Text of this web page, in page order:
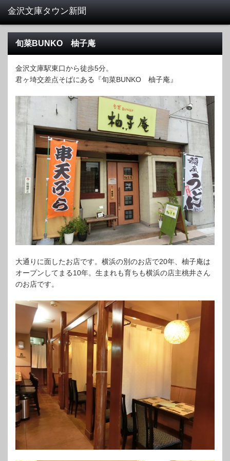
旬菜BUNKO 柚子庵
金沢文庫駅東口から徒歩5分。
君ヶ埼交差点そばにある『旬菜BUNKO 柚子庵』
大通りに面したお店です。横浜の別のお店で20年、柚子庵は
オープンしてまる10年。生まれも育ちも横浜の店主桃井さん
のお店です。